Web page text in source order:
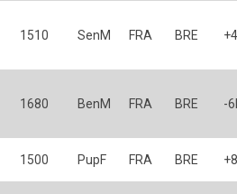
1510 SenM FRA BRE
1680 BenM FRA BRE -
1500 PupF FRA BRE